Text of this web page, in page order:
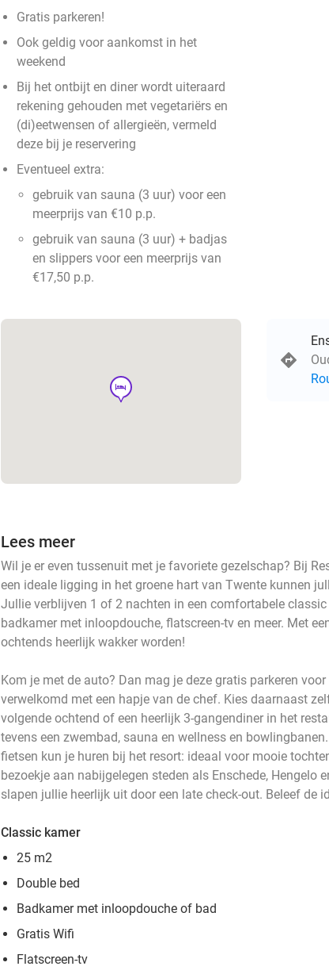
Gratis parkeren!
Ook geldig voor aankomst in het
weekend
Bij het ontbijt en diner wordt uiteraard
rekening gehouden met vegetariërs en
(di)eetwensen of allergieën, vermeld
deze bij je reservering
Eventueel extra:
gebruik van sauna (3 uur) voor een
meerprijs van €10 p.p.
gebruik van sauna (3 uur) + badjas
en slippers voor een meerprijs van
€17,50 p.p.
hotel
Lees meer
Wil je er even tussenuit met je favoriete gezelschap? Bij
een ideale ligging in het groene hart van Twente kunnen
Jullie verblijven 1 of 2 nachten in een comfortabele
badkamer met inloopdouche, flatscreen-tv en meer. Met
ochtends heerlijk wakker worden!
Kom je met de auto? Dan mag je deze gratis parkeren
verwelkomd met een hapje van de chef. Kies daarnaast
volgende ochtend of een heerlijk 3-gangendiner in het
tevens een zwembad, sauna en wellness en
fietsen kun je huren bij het resort: ideaal voor mooie
bezoekje aan nabijgelegen steden als Enschede, Hengelo
slapen jullie heerlijk uit door een late check-out. Beleef de
Classic kamer
25 m2
Double bed
Badkamer met inloopdouche of bad
Gratis Wifi
Flatscreen-tv